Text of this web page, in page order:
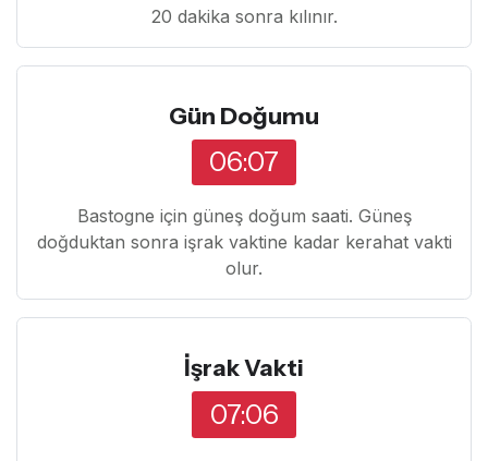
20 dakika sonra kılınır.
Gün Doğumu
06:07
Bastogne için güneş doğum saati. Güneş
doğduktan sonra işrak vaktine kadar kerahat vakti
olur.
İşrak Vakti
07:06